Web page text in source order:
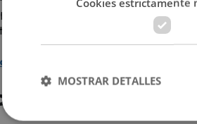
montañas y pueblos mágicos
visa norteamericana, ¿puedo
la Semana
MOSTRAR DETALLES